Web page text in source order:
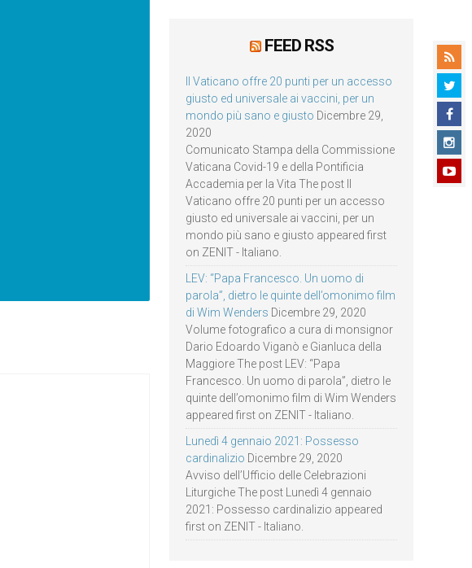
FEED RSS
Il Vaticano offre 20 punti per un accesso
giusto ed universale ai vaccini, per un
mondo più sano e giusto Dicembre 29,
2020
Comunicato Stampa della Commissione
Vaticana Covid-19 e della Pontificia
Accademia per la Vita The post Il
Vaticano offre 20 punti per un accesso
giusto ed universale ai vaccini, per un
mondo più sano e giusto appeared first
on ZENIT - Italiano.
LEV: “Papa Francesco. Un uomo di
parola”, dietro le quinte dell’omonimo film
di Wim Wenders Dicembre 29, 2020
Volume fotografico a cura di monsignor
Dario Edoardo Viganò e Gianluca della
Maggiore The post LEV: “Papa
Francesco. Un uomo di parola”, dietro le
quinte dell’omonimo film di Wim Wenders
appeared first on ZENIT - Italiano.
Lunedì 4 gennaio 2021: Possesso
cardinalizio Dicembre 29, 2020
Avviso dell’Ufficio delle Celebrazioni
Liturgiche The post Lunedì 4 gennaio
2021: Possesso cardinalizio appeared
first on ZENIT - Italiano.